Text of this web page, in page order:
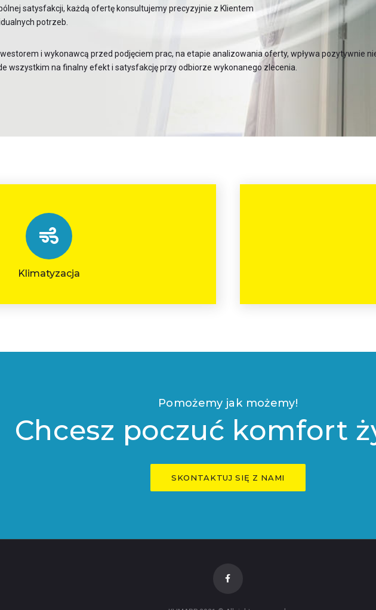
satysfakcji, każdą ofertę konsultujemy precyzyjnie z Klientem
potrzeb.
i wykonawcą przed podjęciem prac, na etapie analizowania oferty, wpływa pozytywnie
wszystkim na finalny efekt i satysfakcję przy odbiorze wykonanego zlecenia.
Klimatyzacja
Pomożemy jak możemy!
Chcesz poczuć komfort
SKONTAKTUJ SIĘ Z NAMI